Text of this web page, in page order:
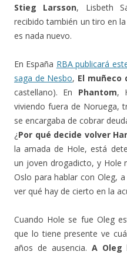
Stieg Larsson, Lisbeth
recibido también un tiro en
es nada nuevo.
En España RBA publicará
saga de Nesbo, El muñeco
castellano). En Phantom,
viviendo fuera de Noruega,
se encargaba de cobrar
¿Por qué decide volver
la amada de Hole, está
un joven drogadicto, y Hole
Oslo para hablar con Oleg,
ver qué hay de cierto en la
Cuando Hole se fue Oleg
que lo tiene presente ve
años de ausencia. A Oleg